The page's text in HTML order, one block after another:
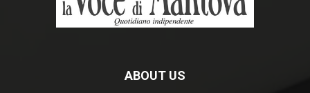
ABOUT US